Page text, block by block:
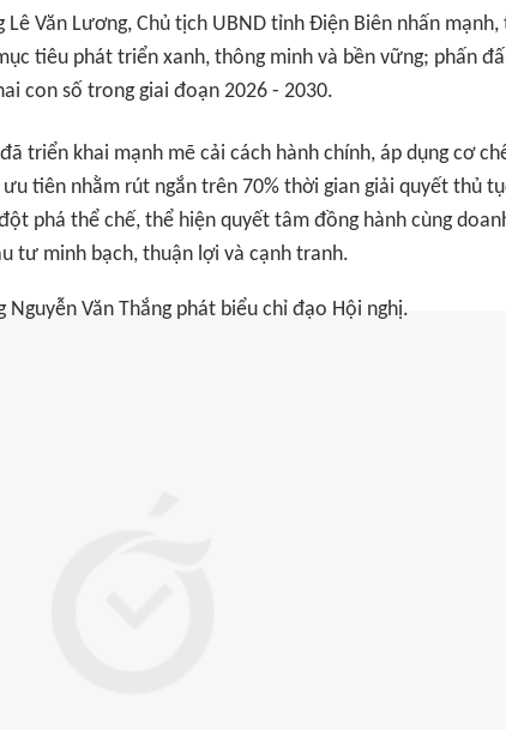
Lê Văn Lương, Chủ tịch UBND tỉnh Điện Biên nhấn mạnh,
tiêu phát triển xanh, thông minh và bền vững; phấn
con số trong giai đoạn 2026 - 2030.
triển khai mạnh mẽ cải cách hành chính, áp dụng cơ
tiên nhằm rút ngắn trên 70% thời gian giải quyết thủ
phá thể chế, thể hiện quyết tâm đồng hành cùng
tư minh bạch, thuận lợi và cạnh tranh.